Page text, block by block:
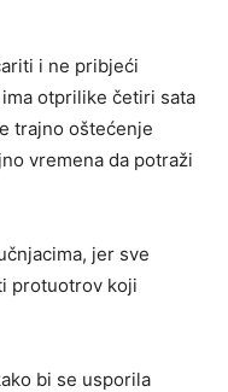
i ne pribjeći
otprilike četiri sata
trajno oštećenje
vremena da potraži
jer sve
protuotrov koji
bi se usporila